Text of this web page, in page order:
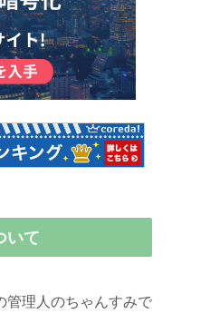
いて
管理人のちゃんすみで